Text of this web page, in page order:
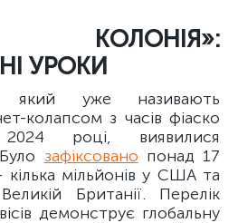
КОЛОНІЯ»:
УРОКИ
який уже називають
колапсом з часів фіаско
році, виявилися
зафіксовано понад 17
мільйонів у США та
Британії. Перелік
демонструє глобальну